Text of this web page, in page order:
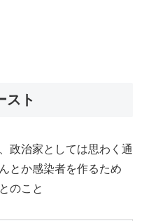
スト
政治家としては思わく通
とか感染者を作るため
のこと